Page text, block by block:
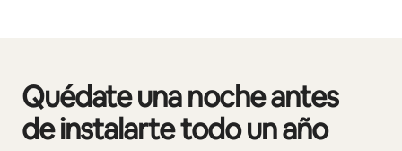
Quédate una noche antes
de instalarte todo un año
Mostrando 0 de 0 elementos